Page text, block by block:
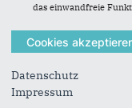
Presseerklärung:
19.08.2020)
das einwandfreie
Datenschutz
Impressum